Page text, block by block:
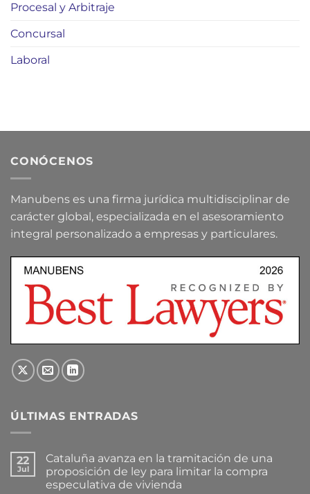
Procesal y Arbitraje
Concursal
Laboral
CONÓCENOS
Manubens es una firma jurídica multidisciplinar de
carácter global, especializada en el asesoramiento
integral personalizado a empresas y particulares.
ÚLTIMAS ENTRADAS
22
Jul
Cataluña avanza en la tramitación de una
proposición de ley para limitar la compra
especulativa de vivienda